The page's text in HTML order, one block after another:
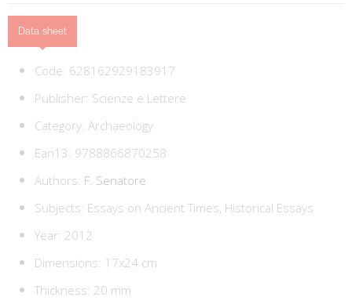
Data sheet
Code: 628162929183917
Publisher: Scienze e Lettere
Category: Archaeology
Ean13: 9788866870258
Authors: F. Senatore
Subjects: Essays on Ancient Times, Historical Essays
Year: 2012
Dimensions: 17x24 cm
Thickness: 20 mm